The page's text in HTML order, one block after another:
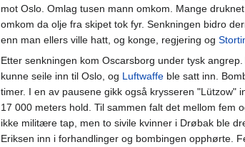
mot Oslo. Omlag tusen mann omkom. Mange
omkom da olje fra skipet tok fyr. Senkningen bidro
enn man ellers ville hatt, og konge, regjering og
Etter senkningen kom Oscarsborg under tysk
kunne seile inn til Oslo, og Luftwaffe ble satt inn.
timer. I en av pausene gikk også krysseren "Lützow"
17 000 meters hold. Til sammen falt det mellom fem
ikke militære tap, men to sivile kvinner i Drøbak ble
Eriksen inn i forhandlinger og bombingen opphørte.